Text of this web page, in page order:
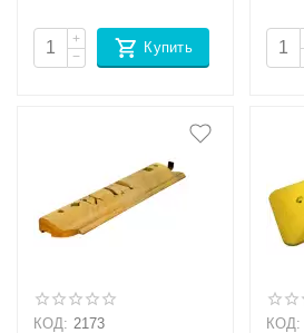
+
−
Купить
КОД: 2173 КОД: